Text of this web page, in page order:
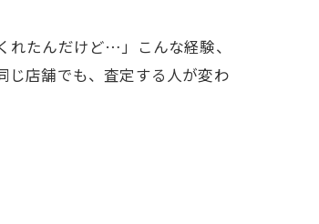
れたんだけど…」こんな経験、
じ店舗でも、査定する人が変わ